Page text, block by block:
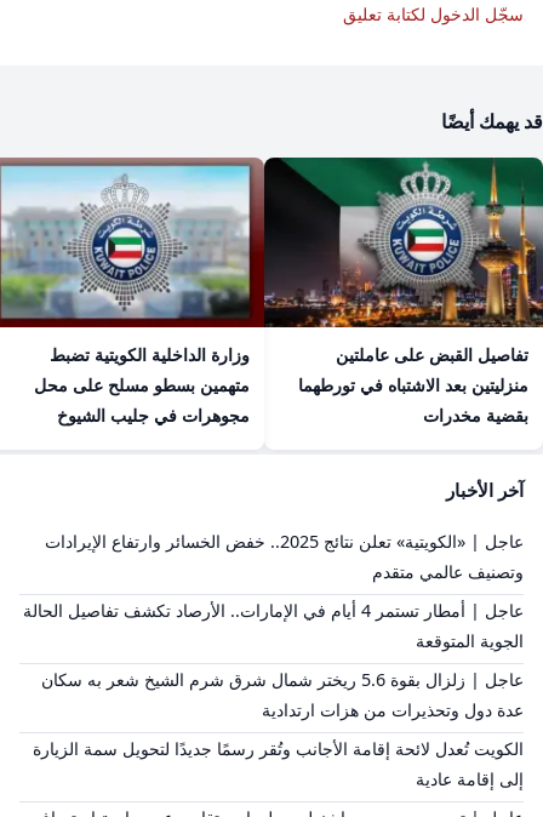
سجّل الدخول لكتابة تعليق
قد يهمك أيضًا
تفاصيل القبض على عاملتين
منزليتين بعد الاشتباه في تورطهما
بقضية مخدرات
وزارة الداخلية الكويتية تضبط
متهمين بسطو مسلح على محل
مجوهرات في جليب الشيوخ
آخر الأخبار
عاجل | «الكويتية» تعلن نتائج 2025.. خفض الخسائر وارتفاع الإيرادات
وتصنيف عالمي متقدم
عاجل | أمطار تستمر 4 أيام في الإمارات.. الأرصاد تكشف تفاصيل الحالة
الجوية المتوقعة
عاجل | زلزال بقوة 5.6 ريختر شمال شرق شرم الشيخ شعر به سكان
عدة دول وتحذيرات من هزات ارتدادية
الكويت تُعدل لائحة إقامة الأجانب وتُقر رسمًا جديدًا لتحويل سمة الزيارة
إلى إقامة عادية